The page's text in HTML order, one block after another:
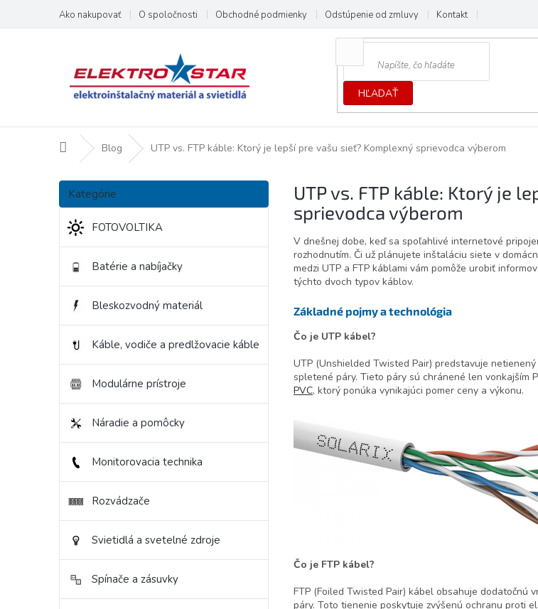
obsah
Ako nakupovať O spoločnosti Obchodné podmienky Odstúpenie od zmluvy Kontakt
HĽADAŤ
DomovBlog UTP vs. FTP káble: Ktorý je lepší pre vašu sieť? Komplexný sprievodca výberom
B
č
n
Preskočiť
kategórie
Kategórie
FOTOVOLTIKA
Batérie a nabíjačky
Bleskozvodný materiál
Káble, vodiče a predlžovacie káble
Modulárne prístroje
Náradie a pomôcky
Monitorovacia technika
Rozvádzače
Svietidlá a svetelné zdroje
Spínače a zásuvky
UTP vs. FTP káble: Ktorý je
sprievodca výberom
V dnešnej dobe, keď sa spoľahlivé internetové
rozhodnutím. Či už plánujete inštaláciu siete v
medzi UTP a FTP káblami vám pomôže urobiť
týchto dvoch typov káblov.
Základné pojmy a technológia
Čo je UTP kábel?
UTP (Unshielded Twisted Pair) predstavuje
spletené páry. Tieto páry sú chránené len vonkajším
PVC, ktorý ponúka vynikajúci pomer ceny a výkonu.
Čo je FTP kábel?
FTP (Foiled Twisted Pair) kábel obsahuje
páry. Toto tienenie poskytuje zvýšenú ochranu proti